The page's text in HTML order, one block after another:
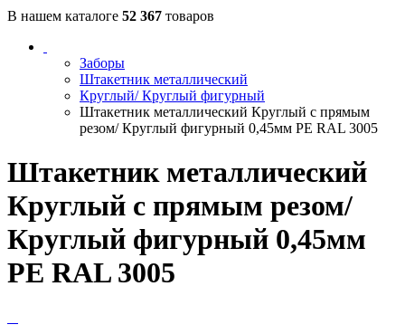
В нашем каталоге 52 367 товаров
Заборы
Штакетник металлический
Круглый/ Круглый фигурный
Штакетник металлический Круглый с прямым
резом/ Круглый фигурный 0,45мм PE RAL 3005
Штакетник металлический
Круглый с прямым резом/
Круглый фигурный 0,45мм
PE RAL 3005